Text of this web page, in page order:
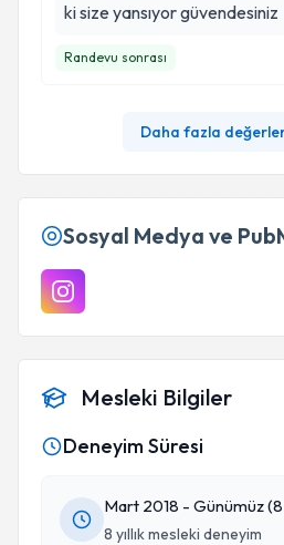
ki size yansıyor güvendesiniz
Randevu sonrası
Daha fazla
Sosyal Medya ve
Mesleki Bilgiler
Deneyim Süresi
Mart 2018 - Günümüz (8
8 yıllık mesleki deneyim